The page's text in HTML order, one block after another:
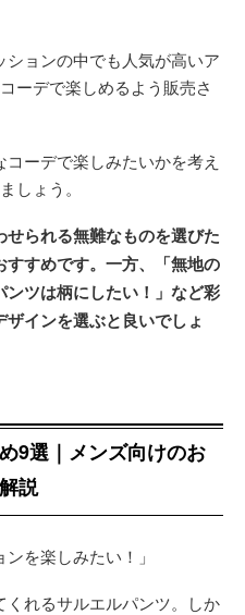
ョンの中でも人気が高いア
ーデで楽しめるよう販売さ
ーデで楽しみたいかを考え
しょう。
せられる無難なものを選びた
すめです。一方、「無地の
ンツは柄にしたい！」など彩
インを選ぶと良いでしょ
9選｜メンズ向けのお
説
を楽しみたい！」
れるサルエルパンツ。しか